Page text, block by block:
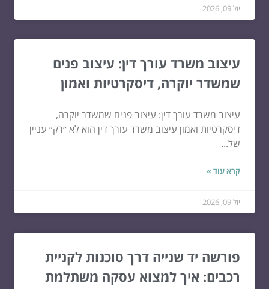
יול 09, 2026
עיצוב משרד עורך דין: עיצוב פנים
שמשדר יוקרה, דיסקרטיות ואמון
עיצוב משרד עורך דין: עיצוב פנים שמשדר יוקרה,
דיסקרטיות ואמון עיצוב משרד עורך דין הוא לא ״רק״ עניין
של...
קרא עוד »
יול 09, 2026
פורשה יד שנייה דרך סוכנות לקניית
רכבים: איך למצוא עסקה משתלמת